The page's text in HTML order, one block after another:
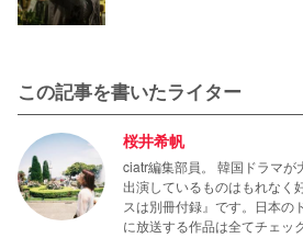
この記事を書いたライター
桜井希帆
ciatr編集部員。 韓国ドラマ
出演しているものはもれなく
スは別冊付録』です。日本の
に放送する作品は全てチェッ